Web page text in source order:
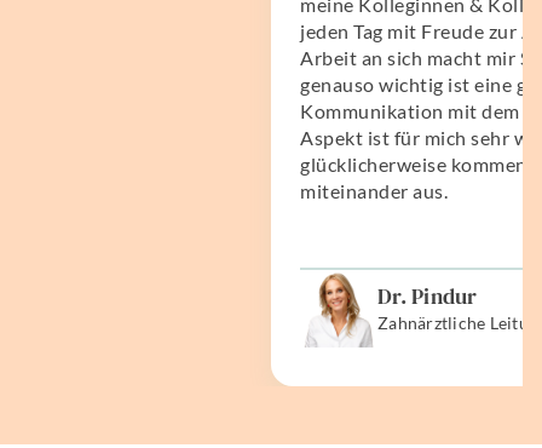
jeden Tag mit Freude zur
Arbeit an sich macht mir
genauso wichtig ist eine
Kommunikation mit dem
Aspekt ist für mich sehr
glücklicherweise kommen
miteinander aus.
Dr. Pindur
Zahnärztliche